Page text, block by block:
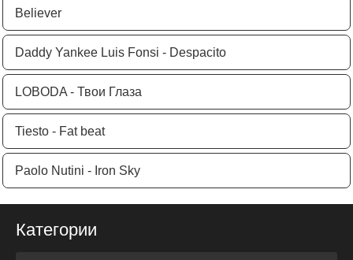
Believer
Daddy Yankee Luis Fonsi - Despacito
LOBODA - Твои Глаза
Tiesto - Fat beat
Paolo Nutini - Iron Sky
Категории